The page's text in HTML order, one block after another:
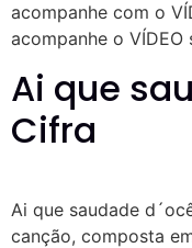
acompanhe com o
acompanhe o
Ai que
Cifra
Ai que saudade
canção, composta